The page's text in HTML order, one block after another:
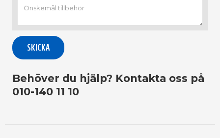
Behöver du hjälp? Kontakta oss på
010-140 11 10